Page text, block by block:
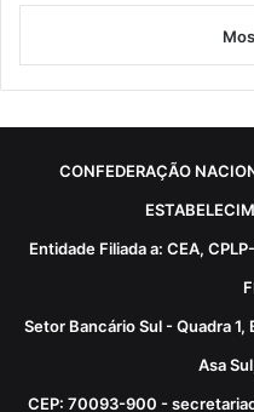
CONFEDERAÇÃO
Entidade Filiada a: CEA,
Setor Bancário Sul - Quadra 1,
Asa
CEP: 70093-900 -